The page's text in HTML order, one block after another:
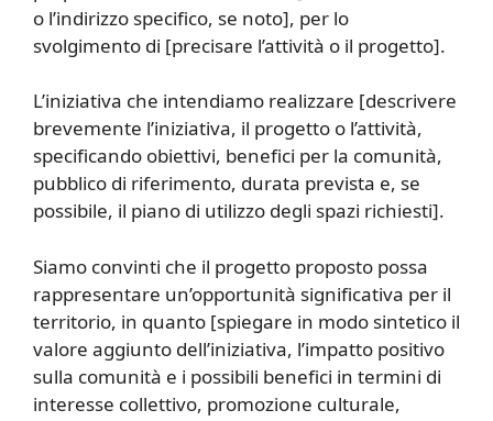
o l’indirizzo specifico, se noto], per lo
svolgimento di [precisare l’attività o il progetto].
L’iniziativa che intendiamo realizzare [descrivere
brevemente l’iniziativa, il progetto o l’attività,
specificando obiettivi, benefici per la comunità,
pubblico di riferimento, durata prevista e, se
possibile, il piano di utilizzo degli spazi richiesti].
Siamo convinti che il progetto proposto possa
rappresentare un’opportunità significativa per il
territorio, in quanto [spiegare in modo sintetico il
valore aggiunto dell’iniziativa, l’impatto positivo
sulla comunità e i possibili benefici in termini di
interesse collettivo, promozione culturale,